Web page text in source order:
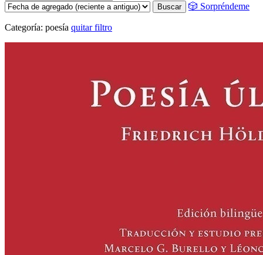
Buscar 🎲 Sorpréndeme
Categoría: poesía quitar filtro